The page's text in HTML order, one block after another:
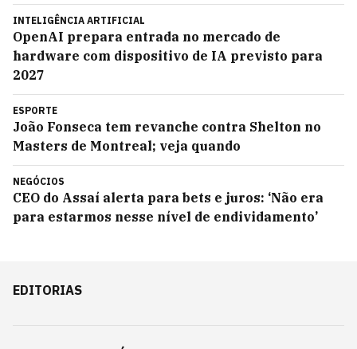
INTELIGÊNCIA ARTIFICIAL
OpenAI prepara entrada no mercado de
hardware com dispositivo de IA previsto para
2027
ESPORTE
João Fonseca tem revanche contra Shelton no
Masters de Montreal; veja quando
NEGÓCIOS
CEO do Assaí alerta para bets e juros: ‘Não era
para estarmos nesse nível de endividamento’
EDITORIAS